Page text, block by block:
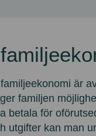
är
familjen
betala för
utgifter kan man